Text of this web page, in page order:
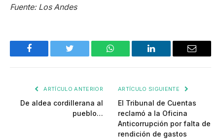
Fuente: Los Andes
Facebook Twitter WhatsApp LinkedIn Email
ARTÍCULO ANTERIOR
De aldea cordillerana al
pueblo…
ARTÍCULO SIGUIENTE
El Tribunal de Cuentas
reclamó a la Oficina
Anticorrupción por falta de
rendición de gastos